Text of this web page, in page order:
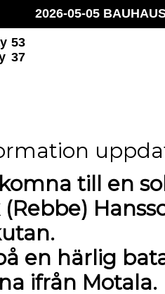
2026-05-05
53
37
till en
en härlig
ifrån Motala.